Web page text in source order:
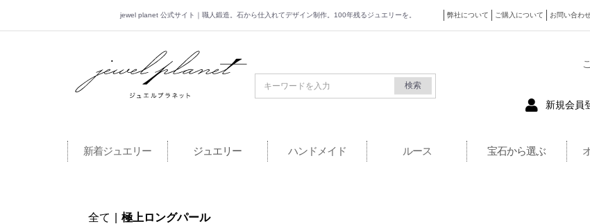
jewel planet 公式サイト｜職人鍛造。石から仕入れてデザイン制作。100年残るジュエリーを。 弊社について ご購入について お問い合わ
jewel planet 公式サイト
検索
新規会員
新着ジュエリー ジュエリー ハンドメイド ルース 宝石から選ぶ
全て 極上ロングパール